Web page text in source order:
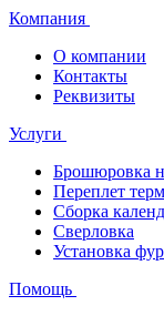
Компания
О компании
Контакты
Реквизиты
Услуги
Брошюровка
Переплет
Сборка
Сверловка
Установка
Помощь